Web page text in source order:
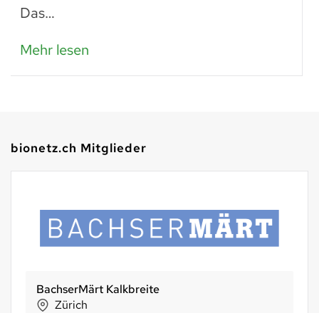
bionetz.ch Mitglieder
BachserMärt Kalkbreite
Zürich